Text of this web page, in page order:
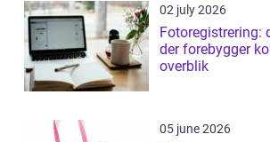
02 july 2026
Fotoregistrering:
der forebygger
overblik
05 june 2026